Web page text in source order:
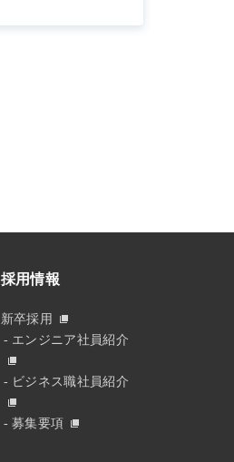
採用情報
新卒採用
エンジニア社員紹介
ビジネス職社員紹介
募集要項